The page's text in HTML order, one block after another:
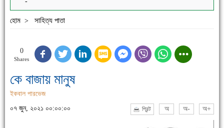
হোম > সাহিত্য পাতা
0
Shares
কে বাজায় মানুষ
ইকবাল পারভেজ
০৭ জুন, ২০২১ ০০:০০:০০
প্রিন্ট অ অ- অ+